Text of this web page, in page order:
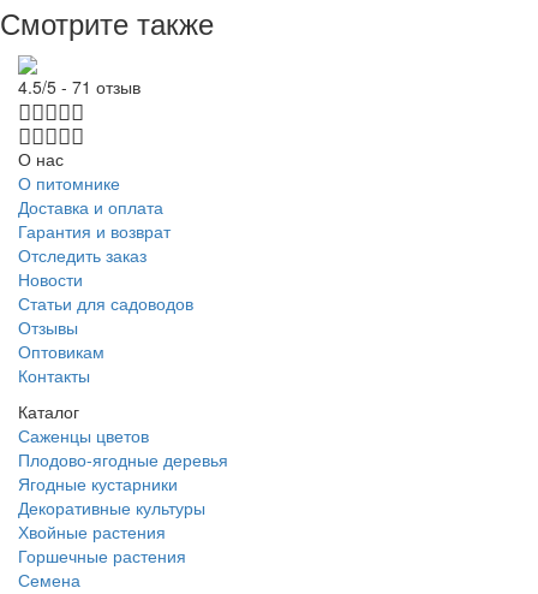
Смотрите также
4.5/5 - 71 отзыв
О нас
О питомнике
Доставка и оплата
Гарантия и возврат
Отследить заказ
Новости
Статьи для садоводов
Отзывы
Оптовикам
Контакты
Каталог
Саженцы цветов
Плодово-ягодные деревья
Ягодные кустарники
Декоративные культуры
Хвойные растения
Горшечные растения
Семена